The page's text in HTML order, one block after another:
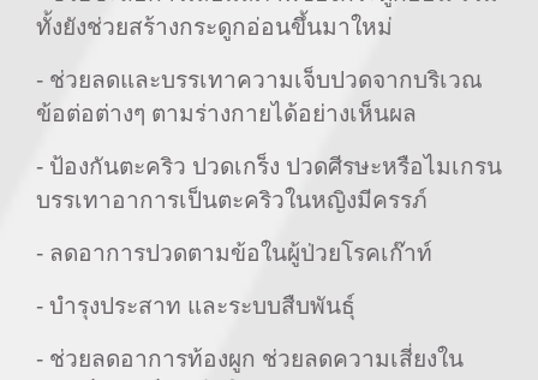
ทั้งยังช่วยสร้างกระดูกอ่อนขึ้นมาใหม่
- ช่วยลดและบรรเทาความเจ็บปวดจากบริเวณ
ข้อต่อต่างๆ ตามร่างกายได้อย่างเห็นผล
- ป้องกันตะคริว ปวดเกร็ง ปวดศีรษะหรือไมเกรน
บรรเทาอาการเป็นตะคริวในหญิงมีครรภ์
- ลดอาการปวดตามข้อในผู้ป่วยโรคเก๊าท์
- บำรุงประสาท และระบบสืบพันธุ์
- ช่วยลดอาการท้องผูก ช่วยลดความเสี่ยงใน